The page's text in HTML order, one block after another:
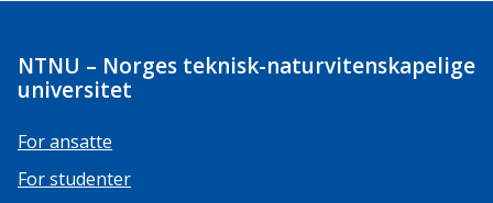
NTNU – Norges teknisk-naturvitenskapelige
universitet
For ansatte
For studenter